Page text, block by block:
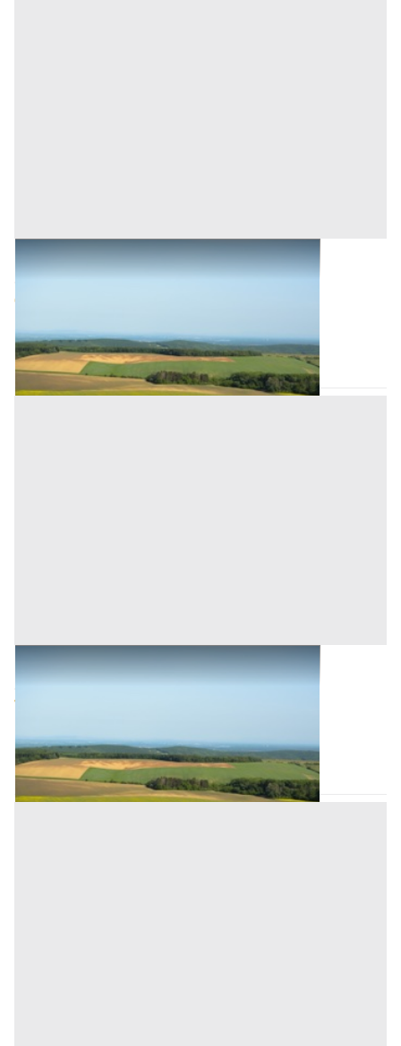
Terreni all'asta a Monselice
60.525 €
Codice asta:9526d4a2
17/09/2026
Terreni all'asta a Monselice
74.475 €
Codice asta:2721eab5
17/09/2026